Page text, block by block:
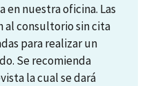
en nuestra oficina. Las
al consultorio sin cita
para realizar un
Se recomienda
la cual se dará